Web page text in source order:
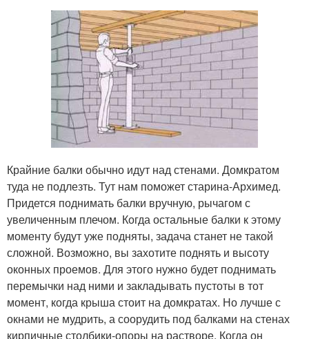
Крайние балки обычно идут над стенами. Домкратом
туда не подлезть. Тут нам поможет старина-Архимед.
Придется поднимать балки вручную, рычагом с
увеличенным плечом. Когда остальные балки к этому
моменту будут уже подняты, задача станет не такой
сложной. Возможно, вы захотите поднять и высоту
оконных проемов. Для этого нужно будет поднимать
перемычки над ними и закладывать пустоты в тот
момент, когда крыша стоит на домкратах. Но лучше с
окнами не мудрить, а соорудить под балками на стенах
кирпичные столбики-опоры на растворе. Когда он